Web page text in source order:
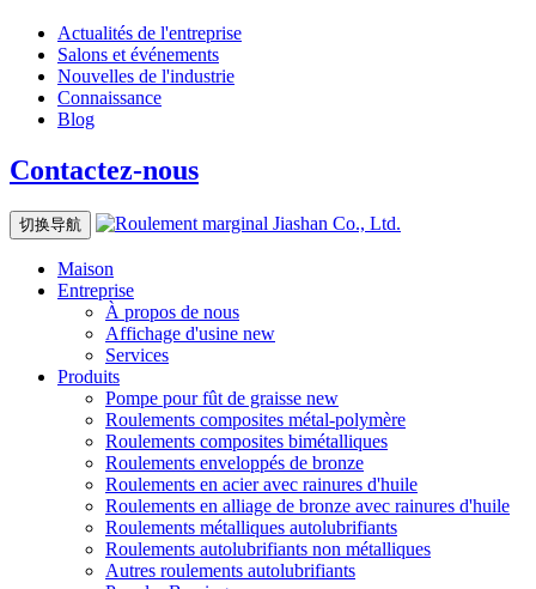
Actualités de l'entreprise
Salons et événements
Nouvelles de l'industrie
Connaissance
Blog
Contactez-nous
切换导航
Maison
Entreprise
À propos de nous
Affichage d'usine new
Services
Produits
Pompe pour fût de graisse new
Roulements composites métal-polymère
Roulements composites bimétalliques
Roulements enveloppés de bronze
Roulements en acier avec rainures d'huile
Roulements en alliage de bronze avec rainures d'huile
Roulements métalliques autolubrifiants
Roulements autolubrifiants non métalliques
Autres roulements autolubrifiants